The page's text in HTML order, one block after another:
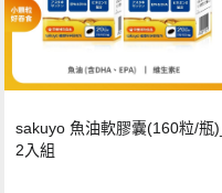
sakuyo 魚油軟膠囊(160粒/瓶)_
2入組